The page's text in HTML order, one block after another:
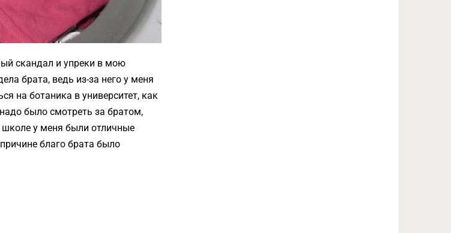
скандал и упреки в мою
брата, ведь из-за него у меня
на ботаника в университет, как
было смотреть за братом,
у меня были отличные
благо брата было